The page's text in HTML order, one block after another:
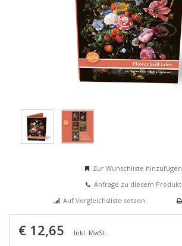
Zur Wunschliste hinzufügen
Anfrage zu diesem Produkt
Auf Vergleichsliste setzen
€ 12,65 Inkl. MwSt.